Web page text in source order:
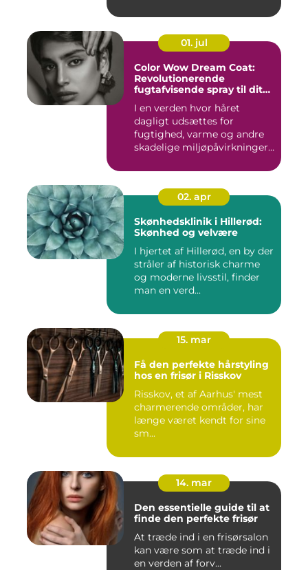
01. jul
Color Wow Dream Coat:
Revolutionerende
fugtafvisende spray til dit
I en verden hvor håret
dagligt udsættes for
fugtighed, varme og andre
skadelige miljøpåvirkninger,
02. apr
Skønhedsklinik i Hillerød:
Skønhed og velvære
I hjertet af Hillerød, en by der
stråler af historisk charme
og moderne livsstil, finder
man en verd...
15. mar
Få den perfekte hårstyling
hos en frisør i Risskov
Risskov, et af Aarhus' mest
charmerende områder, har
længe været kendt for sine
sm...
14. mar
Den essentielle guide til at
finde den perfekte frisør
At træde ind i en frisørsalon
kan være som at træde ind i
en verden af forv...